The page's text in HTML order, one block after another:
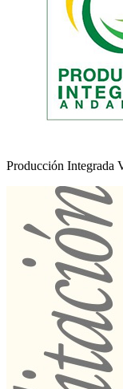
Producción Integrada